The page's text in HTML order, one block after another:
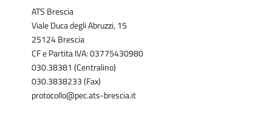
ATS Brescia
Viale Duca degli Abruzzi, 15
25124 Brescia
CF e Partita IVA: 03775430980
030.38381 (Centralino)
030.3838233 (Fax)
protocollo@pec.ats-brescia.it